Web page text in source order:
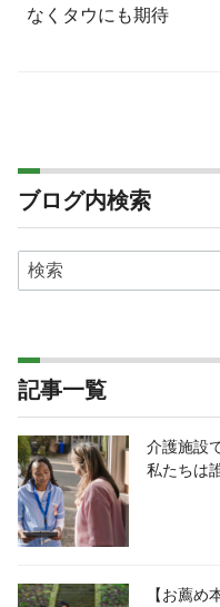
なくタウにも期待
ブログ内検索
記事一覧
介護施設
私たちは
【お薦め